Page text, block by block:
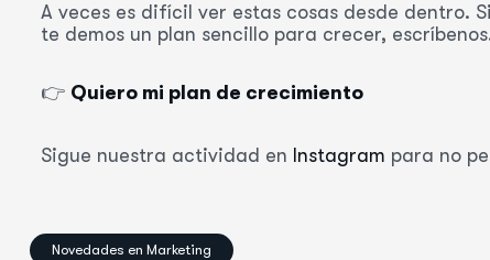
A veces es difícil ver estas cosas desde dentro.
te demos un plan sencillo para crecer,
👉 Quiero mi plan de crecimiento
Sigue nuestra actividad en Instagram para no
Novedades en Marketing